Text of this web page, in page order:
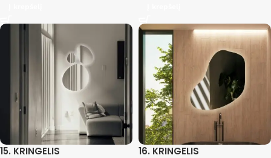
15. KRINGELIS 16. KRINGELIS